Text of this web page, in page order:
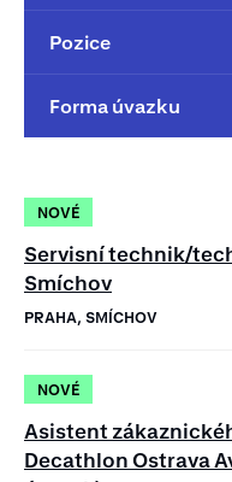
Pozice
Forma úvazku
NOVÉ
Servisní technik/
Smíchov
PRAHA, SMÍCHOV
NOVÉ
Asistent
Decathlon Ostrava